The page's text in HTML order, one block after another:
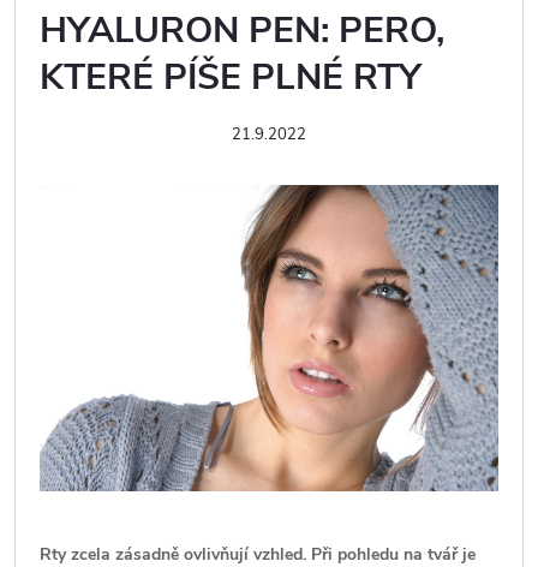
HYALURON PEN: PERO,
KTERÉ PÍŠE PLNÉ RTY
21.9.2022
Rty zcela zásadně ovlivňují vzhled. Při pohledu na tvář je